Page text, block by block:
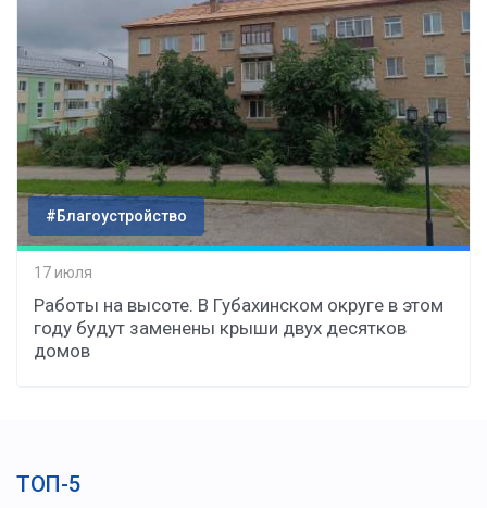
#Благоустройство
17 июля
Работы на высоте. В Губахинском округе в этом
году будут заменены крыши двух десятков
домов
ТОП-5